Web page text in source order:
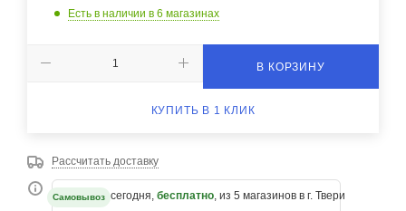
Есть в наличии в 6 магазинах
В КОРЗИНУ
КУПИТЬ В 1 КЛИК
Рассчитать доставку
Самовывоз сегодня, бесплатно , из 5 магазинов в г. Твери